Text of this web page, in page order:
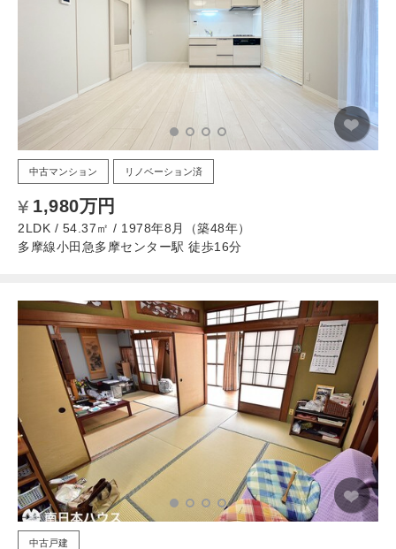
中古マンション リノベーション済
1,980万円
2LDK / 54.37㎡ / 1978年8月（築48年）
多摩線小田急多摩センター駅 徒歩16分
中古戸建